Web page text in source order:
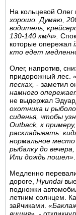
На кольцевой Олег
хорошо. Думаю,
водитель,
130-140 км/ч».
которые опережал
кто едет
Олег, напротив,
придорожный лес.
песках, - заметил
намного
не выдержал
охотника и
сиденья, чтобы
Outback, к
раскладывать:
нормальное
рыбалку до
Или дождь пошел»
Медленно
дороге, Hyundai
подножки
летним солнцем.
зайчиками.